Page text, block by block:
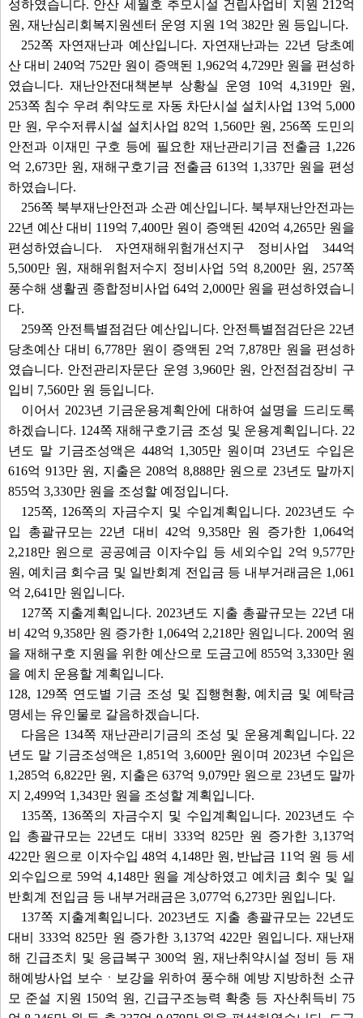
성하였습니다. 안산 세월호 추모시설 건립사업비 지원 212억
원, 재난심리회복지원센터 운영 지원 1억 382만 원 등입니다.
252쪽 자연재난과 예산입니다. 자연재난과는 22년 당초예
산 대비 240억 752만 원이 증액된 1,962억 4,729만 원을 편성하
였습니다. 재난안전대책본부 상황실 운영 10억 4,319만 원,
253쪽 침수 우려 취약도로 자동 차단시설 설치사업 13억 5,000
만 원, 우수저류시설 설치사업 82억 1,560만 원, 256쪽 도민의
안전과 이재민 구호 등에 필요한 재난관리기금 전출금 1,226
억 2,673만 원, 재해구호기금 전출금 613억 1,337만 원을 편성
하였습니다.
256쪽 북부재난안전과 소관 예산입니다. 북부재난안전과는
22년 예산 대비 119억 7,400만 원이 증액된 420억 4,265만 원을
편성하였습니다. 자연재해위험개선지구 정비사업 344억
5,500만 원, 재해위험저수지 정비사업 5억 8,200만 원, 257쪽
풍수해 생활권 종합정비사업 64억 2,000만 원을 편성하였습니
다.
259쪽 안전특별점검단 예산입니다. 안전특별점검단은 22년
당초예산 대비 6,778만 원이 증액된 2억 7,878만 원을 편성하
였습니다. 안전관리자문단 운영 3,960만 원, 안전점검장비 구
입비 7,560만 원 등입니다.
이어서 2023년 기금운용계획안에 대하여 설명을 드리도록
하겠습니다. 124쪽 재해구호기금 조성 및 운용계획입니다. 22
년도 말 기금조성액은 448억 1,305만 원이며 23년도 수입은
616억 913만 원, 지출은 208억 8,888만 원으로 23년도 말까지
855억 3,330만 원을 조성할 예정입니다.
125쪽, 126쪽의 자금수지 및 수입계획입니다. 2023년도 수
입 총괄규모는 22년 대비 42억 9,358만 원 증가한 1,064억
2,218만 원으로 공공예금 이자수입 등 세외수입 2억 9,577만
원, 예치금 회수금 및 일반회계 전입금 등 내부거래금은 1,061
억 2,641만 원입니다.
127쪽 지출계획입니다. 2023년도 지출 총괄규모는 22년 대
비 42억 9,358만 원 증가한 1,064억 2,218만 원입니다. 200억 원
을 재해구호 지원을 위한 예산으로 도금고에 855억 3,330만 원
을 예치 운용할 계획입니다.
128, 129쪽 연도별 기금 조성 및 집행현황, 예치금 및 예탁금
명세는 유인물로 갈음하겠습니다.
다음은 134쪽 재난관리기금의 조성 및 운용계획입니다. 22
년도 말 기금조성액은 1,851억 3,600만 원이며 2023년 수입은
1,285억 6,822만 원, 지출은 637억 9,079만 원으로 23년도 말까
지 2,499억 1,343만 원을 조성할 계획입니다.
135쪽, 136쪽의 자금수지 및 수입계획입니다. 2023년도 수
입 총괄규모는 22년도 대비 333억 825만 원 증가한 3,137억
422만 원으로 이자수입 48억 4,148만 원, 반납금 11억 원 등 세
외수입으로 59억 4,148만 원을 계상하였고 예치금 회수 및 일
반회계 전입금 등 내부거래금은 3,077억 6,273만 원입니다.
137쪽 지출계획입니다. 2023년도 지출 총괄규모는 22년도
대비 333억 825만 원 증가한 3,137억 422만 원입니다. 재난재
해 긴급조치 및 응급복구 300억 원, 재난취약시설 정비 등 재
해예방사업 보수ㆍ보강을 위하여 풍수해 예방 지방하천 소규
모 준설 지원 150억 원, 긴급구조능력 확충 등 자산취득비 75